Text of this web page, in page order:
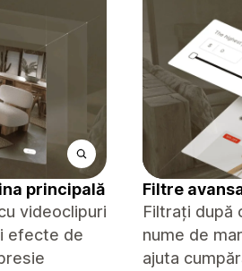
principală
videoclipuri
efecte de
Filtre
Filtrați după
nume de
ajuta